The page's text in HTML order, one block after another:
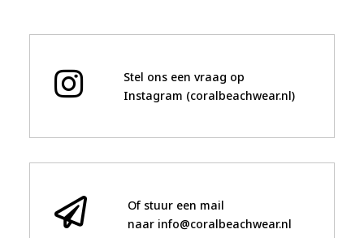
Stel ons een vraag op
Instagram (coralbeachwear.nl)
Of stuur een mail
naar info@coralbeachwear.nl